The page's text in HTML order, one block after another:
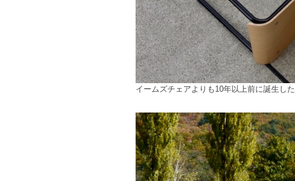
イームズチェアよりも10年以上前に誕生し